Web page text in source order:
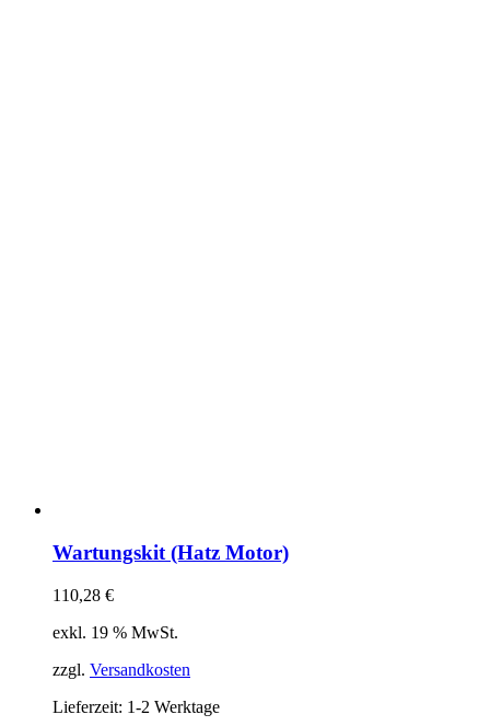
Wartungskit (Hatz Motor)
110,28 €
exkl. 19 % MwSt.
zzgl. Versandkosten
Lieferzeit: 1-2 Werktage